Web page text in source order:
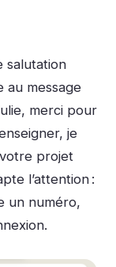
salutation
au message
merci pour
je
projet
l’attention :
un numéro,